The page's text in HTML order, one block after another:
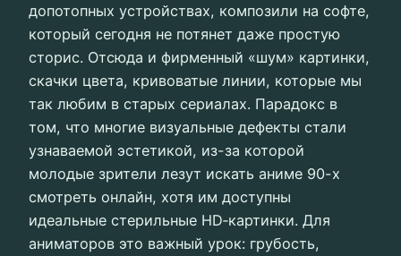
допотопных устройствах, композили на софте,
который сегодня не потянет даже простую
сторис. Отсюда и фирменный «шум» картинки,
скачки цвета, кривоватые линии, которые мы
так любим в старых сериалах. Парадокс в
том, что многие визуальные дефекты стали
узнаваемой эстетикой, из-за которой
молодые зрители лезут искать аниме 90-х
смотреть онлайн, хотя им доступны
идеальные стерильные HD‑картинки. Для
аниматоров это важный урок: грубость,